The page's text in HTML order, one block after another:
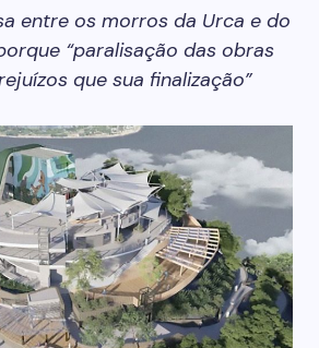
entre os morros da Urca e do
“paralisação das obras
que sua finalização”